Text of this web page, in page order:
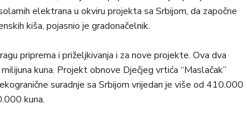
elektrana u okviru projekta sa Srbijom, da započne
kiša, pojasnio je gradonačelnik.
priprema i priželjkivanja i za nove projekte. Ova dva
kuna. Projekt obnove Dječjeg vrtića “Maslačak”
suradnje sa Srbijom vrijedan je više od 410.000
kuna.